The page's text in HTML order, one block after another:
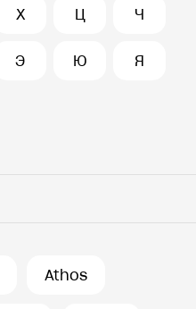
Х Ц Ч
Э Ю Я
Athos